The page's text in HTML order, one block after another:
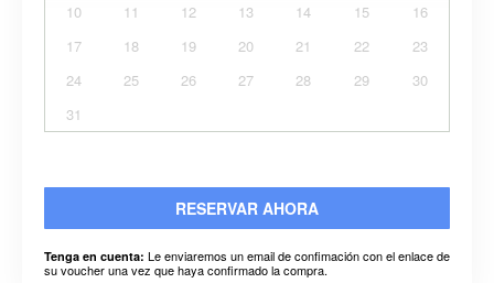
10
11 12 13 14 15
16
17
18 19 20 21 22
23
24
25 26 27 28 29
30
31
RESERVAR AHORA
Tenga en cuenta: Le enviaremos un email de confimación con el enlace de
su voucher una vez que haya confirmado la compra.